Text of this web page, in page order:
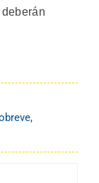
,